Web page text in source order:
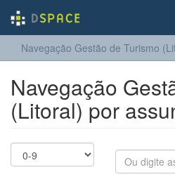
Navegação Gestão de Turismo
Navegação
(Litoral) por